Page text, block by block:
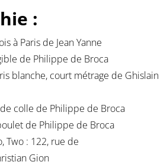
:
à Paris de Jean Yanne
de Philippe de Broca
blanche, court métrage de Ghislain
colle de Philippe de Broca
de Philippe de Broca
Two : 122, rue de
Gion